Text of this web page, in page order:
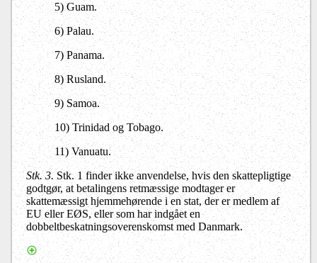
5) Guam.
6) Palau.
7) Panama.
8) Rusland.
9) Samoa.
10) Trinidad og Tobago.
11) Vanuatu.
Stk. 3. Stk. 1 finder ikke anvendelse, hvis den skattepligtige
godtgør, at betalingens retmæssige modtager er
skattemæssigt hjemmehørende i en stat, der er medlem af
EU eller EØS, eller som har indgået en
dobbeltbeskatningsoverenskomst med Danmark.